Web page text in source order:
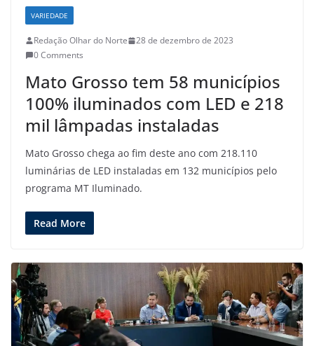
VARIEDADE
Redação Olhar do Norte
28 de dezembro de 2023
0 Comments
Mato Grosso tem 58 municípios
100% iluminados com LED e 218
mil lâmpadas instaladas
Mato Grosso chega ao fim deste ano com 218.110
luminárias de LED instaladas em 132 municípios pelo
programa MT Iluminado.
Read More